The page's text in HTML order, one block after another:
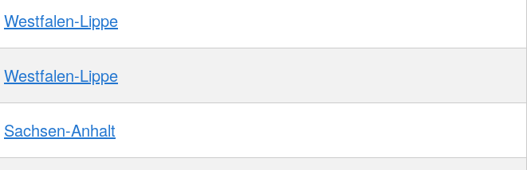
Westfalen-Lippe
Westfalen-Lippe
Sachsen-Anhalt